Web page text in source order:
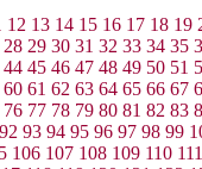
12 13 14 15 16 17 18 19
28 29 30 31 32 33 34 35
44 45 46 47 48 49 50 51
60 61 62 63 64 65 66 67
76 77 78 79 80 81 82 83
92 93 94 95 96 97 98 99
106 107 108 109 110 111